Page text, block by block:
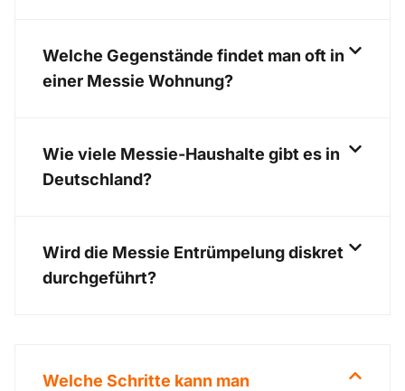
Welche Gegenstände findet man oft in
einer Messie Wohnung?
Wie viele Messie-Haushalte gibt es in
Deutschland?
Wird die Messie Entrümpelung diskret
durchgeführt?
Welche Schritte kann man